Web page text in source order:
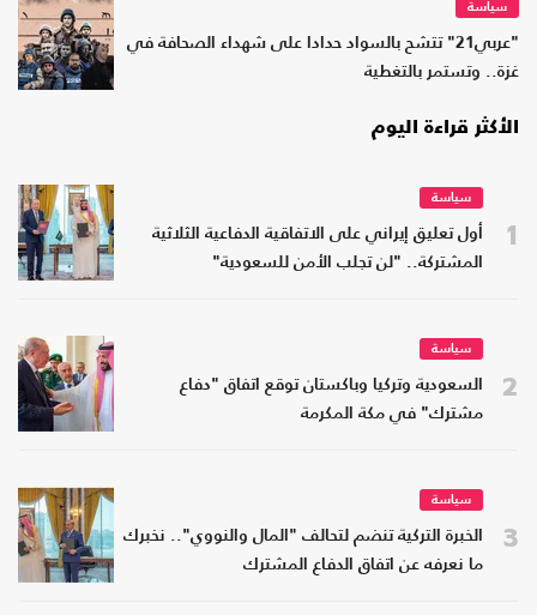
سياسة
"عربي21" تتشح بالسواد حدادا على شهداء الصحافة في
غزة.. وتستمر بالتغطية
الأكثر قراءة اليوم
1
سياسة
أول تعليق إيراني على الاتفاقية الدفاعية الثلاثية
المشتركة.. "لن تجلب الأمن للسعودية"
2
سياسة
السعودية وتركيا وباكستان توقع اتفاق "دفاع
مشترك" في مكة المكرمة
3
سياسة
الخبرة التركية تنضم لتحالف "المال والنووي".. نخبرك
ما نعرفه عن اتفاق الدفاع المشترك